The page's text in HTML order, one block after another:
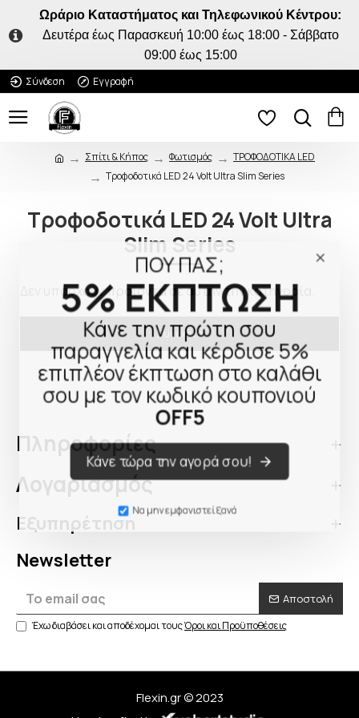
ΠΟΥ ΠΑΣ;
5% ΕΚΠΤΩΣΗ
Κάνε την πρώτη σου
παραγγελία και κέρδισε 5%
επιπλέον έκπτωση στο καλάθι
σου με τον κωδικό κουπονιού
OFF5
Κάνε τώρα την αγορά σου!
Να μην εμφανιστεί ξανά
Ωράριο Καταστήματος και Τηλεφωνικού Κέντρου:
Δευτέρα έως Παρασκευή 10:00 έως 18:00 - Σάββατο
09:00 έως 15:00
Σύνδεση
Εγγραφή
Σπίτι & Κήπος Φωτισμός
ΤΡΟΦΟΔΟΤΙΚΑ LED
Τροφοδοτικά LED 24 Volt Ultra Slim Series
Τροφοδοτικά LED 24 Volt Ultra
Slim Series
Δεν υπάρχουν προϊόντα σε αυτήν την κατηγορία.
Συνέχεια
Πληροφορίες
Λογαριασμός
Εξυπηρέτηση
Newsletter
Αποστολή
Έχω διαβάσει και αποδέχομαι τουςΌροι και Προϋποθέσεις
Flexin.gr © 2023